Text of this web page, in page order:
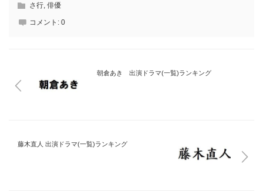
さ行, 俳優
コメント: 0
朝倉あき 出演ドラマ(一覧)ランキング
藤木直人 出演ドラマ(一覧)ランキング